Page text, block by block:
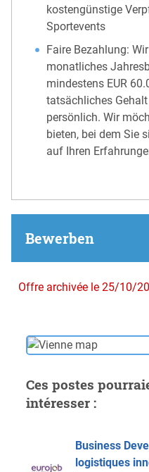
kostengünstige
Sportevents
Faire Bezahlung:
monatliches
mindestens EUR
tatsächliches
persönlich. Wir
bieten, bei dem Sie
auf Ihren
Bewerben
Offre archivée le 25/10/
Ces postes
intéresser :
Business
logistiques